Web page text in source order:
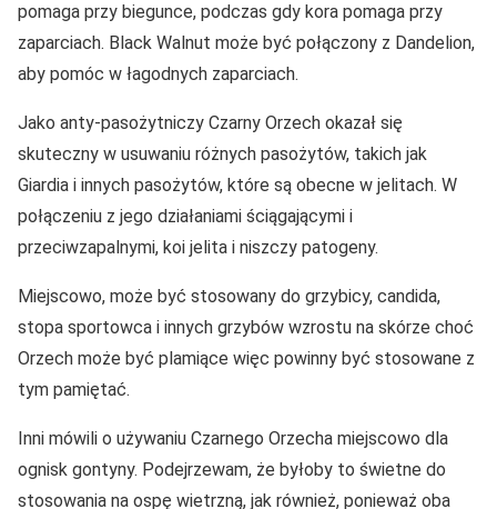
pomaga przy biegunce, podczas gdy kora pomaga przy
zaparciach. Black Walnut może być połączony z Dandelion,
aby pomóc w łagodnych zaparciach.
Jako anty-pasożytniczy Czarny Orzech okazał się
skuteczny w usuwaniu różnych pasożytów, takich jak
Giardia i innych pasożytów, które są obecne w jelitach. W
połączeniu z jego działaniami ściągającymi i
przeciwzapalnymi, koi jelita i niszczy patogeny.
Miejscowo, może być stosowany do grzybicy, candida,
stopa sportowca i innych grzybów wzrostu na skórze choć
Orzech może być plamiące więc powinny być stosowane z
tym pamiętać.
Inni mówili o używaniu Czarnego Orzecha miejscowo dla
ognisk gontyny. Podejrzewam, że byłoby to świetne do
stosowania na ospę wietrzną, jak również, ponieważ oba